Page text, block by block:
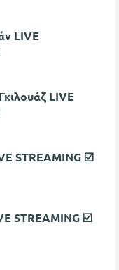
LIVE
LIVE
STREAMING ☑️
STREAMING ☑️